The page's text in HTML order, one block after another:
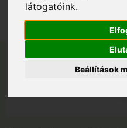
látogatóink.
Beállítások